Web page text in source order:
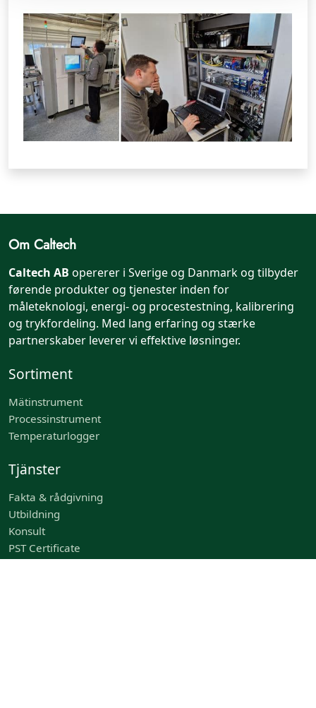
Om Caltech
Caltech AB opererer i Sverige og Danmark og tilbyder
førende produkter og tjenester inden for
måleteknologi, energi- og procestestning, kalibrering
og trykfordeling. Med lang erfaring og stærke
partnerskaber leverer vi effektive løsninger.
Sortiment
Mätinstrument
Processinstrument
Temperaturlogger
Tjänster
Fakta & rådgivning
Utbildning
Konsult
PST Certificate